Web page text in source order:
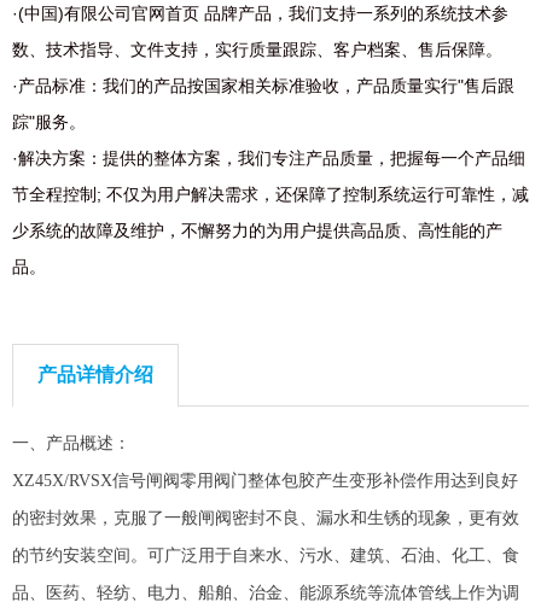
·(中国)有限公司官网首页 品牌产品，我们支持一系列的系统技术参
数、技术指导、文件支持，实行质量跟踪、客户档案、售后保障。
·产品标准：我们的产品按国家相关标准验收，产品质量实行"售后跟
踪"服务。
·解决方案：提供的整体方案，我们专注产品质量，把握每一个产品细
节全程控制; 不仅为用户解决需求，还保障了控制系统运行可靠性，减
少系统的故障及维护，不懈努力的为用户提供高品质、高性能的产
品。
产品详情介绍
一、产品概述：
XZ45X/RVSX信号闸阀零用阀门整体包胶产生变形补偿作用达到良好
的密封效果，克服了一般闸阀密封不良、漏水和生锈的现象，更有效
的节约安装空间。可广泛用于自来水、污水、建筑、石油、化工、食
品、医药、轻纺、电力、船舶、治金、能源系统等流体管线上作为调